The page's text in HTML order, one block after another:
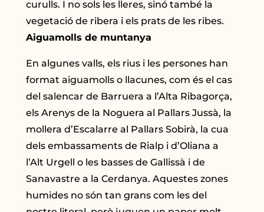
curulls. I no sols les lleres, sinó també la
vegetació de ribera i els prats de les ribes.
Aiguamolls de muntanya
En algunes valls, els rius i les persones han
format aiguamolls o llacunes, com és el cas
del salencar de Barruera a l’Alta Ribagorça,
els Arenys de la Noguera al Pallars Jussà, la
mollera d’Escalarre al Pallars Sobirà, la cua
dels embassaments de Rialp i d’Oliana a
l’Alt Urgell o les basses de Gallissà i de
Sanavastre a la Cerdanya. Aquestes zones
humides no són tan grans com les del